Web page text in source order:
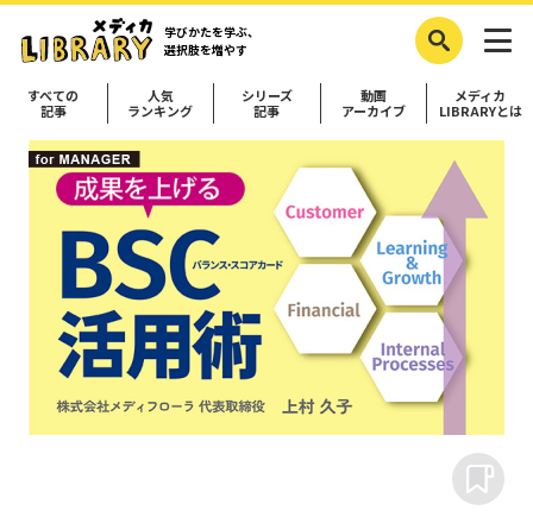
学びかたを学ぶ、
選択肢を増やす
すべての
記事
人気
ランキング
シリーズ
記事
動画
アーカイブ
メディカ
LIBRARYとは